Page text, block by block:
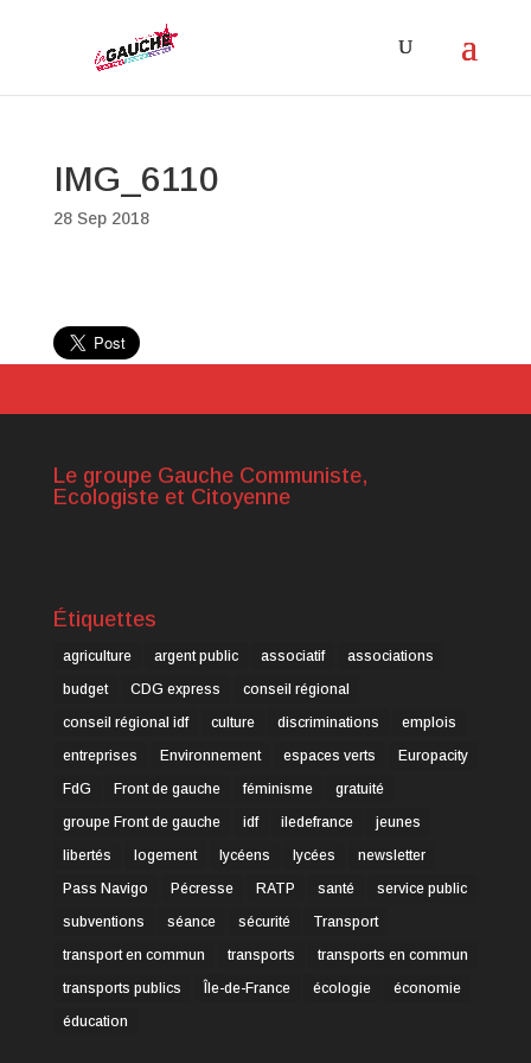
IMG_6110
28 Sep 2018
Le groupe Gauche Communiste,
Ecologiste et Citoyenne
Étiquettes
agriculture argent public associatif
associations
budget
CDG express
conseil régional
conseil régional idf
culture discriminations
emplois
entreprises
Environnement espaces verts
Europacity
FdG
Front de gauche féminisme
gratuité
groupe Front de gauche
idf iledefrance
jeunes
libertés
logement lycéens lycées
newsletter
Pass Navigo
Pécresse RATP santé
service public
subventions
séance sécurité
Transport
transport en commun
transports
transports en commun
transports publics
Île-de-France écologie
économie
éducation